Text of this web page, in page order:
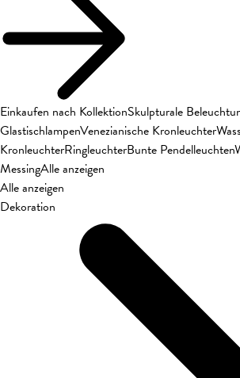
Einkaufen nach KollektionSkulpturale
GlastischlampenVenezianische Kronleuchter
KronleuchterRingleuchterBunte Pendelleuchten
MessingAlle anzeigen
Alle anzeigen
Dekoration